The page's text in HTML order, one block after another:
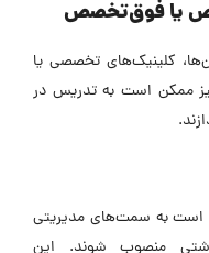
یا فوق‌تخصص
کلینیک‌های تخصصی یا
ممکن است به تدریس در
است به سمت‌های مدیریتی